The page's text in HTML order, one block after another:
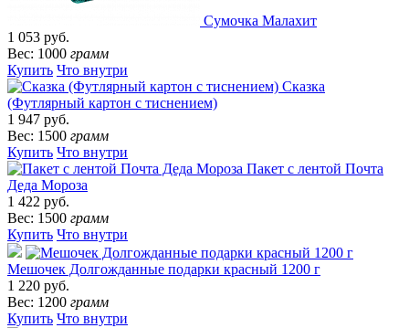
Сумочка Малахит
1 053 руб.
Вес: 1000 грамм
Купить Что внутри
Сказка
(Футлярный картон с тиснением)
1 947 руб.
Вес: 1500 грамм
Купить Что внутри
Пакет с лентой Почта
Деда Мороза
1 422 руб.
Вес: 1500 грамм
Купить Что внутри
Мешочек Долгожданные подарки красный 1200 г
1 220 руб.
Вес: 1200 грамм
Купить Что внутри